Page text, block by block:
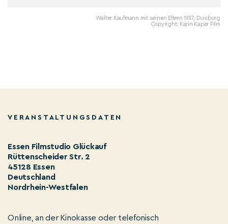
Walter Kaufmann mit seinen Eltern 1937, Duisburg
Copyright: Karin Kaper Film
VERANSTALTUNGSDATEN
Essen Filmstudio Glückauf
Rüttenscheider Str. 2
45128 Essen
Deutschland
Nordrhein-Westfalen
Online, an der Kinokasse oder telefonisch